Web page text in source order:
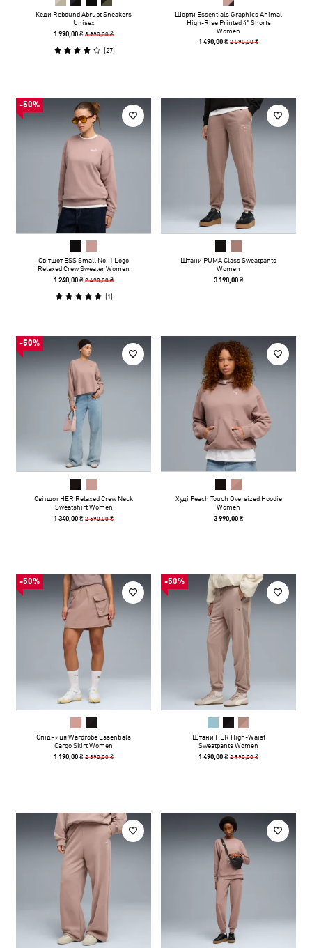
Кеди Rebound Abrupt Sneakers
Unisex
1 990,00 ₴3 990,00 ₴
(27)
Шорти Essentials Graphics Animal
High-Rise Printed 4" Shorts
Women
1 490,00 ₴2 090,00 ₴
-50%
Світшот ESS Small No. 1 Logo
Relaxed Crew Sweater Women
1 240,00 ₴2 490,00 ₴
(1)
Штани PUMA Class Sweatpants
Women
3 190,00 ₴
-50%
Світшот HER Relaxed Crew Neck
Sweatshirt Women
1 340,00 ₴2 690,00 ₴
Худі Peach Touch Oversized Hoodie
Women
3 990,00 ₴
-50%
Спідниця Wardrobe Essentials
Cargo Skirt Women
1 190,00 ₴2 390,00 ₴
-50%
Штани HER High-Waist
Sweatpants Women
1 490,00 ₴2 990,00 ₴